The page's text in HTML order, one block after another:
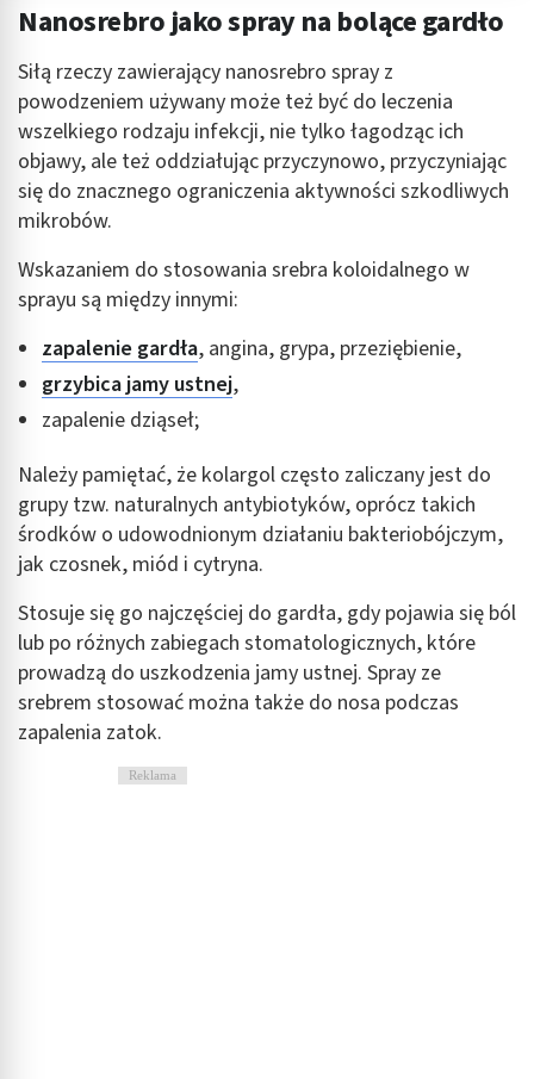
Nanosrebro jako spray na bolące gardło
Siłą rzeczy zawierający nanosrebro spray z
powodzeniem używany może też być do leczenia
wszelkiego rodzaju infekcji, nie tylko łagodząc ich
objawy, ale też oddziałując przyczynowo, przyczyniając
się do znacznego ograniczenia aktywności szkodliwych
mikrobów.
Wskazaniem do stosowania srebra koloidalnego w
sprayu są między innymi:
zapalenie gardła, angina, grypa, przeziębienie,
grzybica jamy ustnej,
zapalenie dziąseł;
Należy pamiętać, że kolargol często zaliczany jest do
grupy tzw. naturalnych antybiotyków, oprócz takich
środków o udowodnionym działaniu bakteriobójczym,
jak czosnek, miód i cytryna.
Stosuje się go najczęściej do gardła, gdy pojawia się ból
lub po różnych zabiegach stomatologicznych, które
prowadzą do uszkodzenia jamy ustnej. Spray ze
srebrem stosować można także do nosa podczas
zapalenia zatok.
Reklama
wyboru reklam
Tworzenie profili w celu spersonalizowanych
reklam
Wykorzystanie profili do wyboru
spersonalizowanych reklam
Tworzenie profili w celu personalizacji treści
Wykorzystywanie profili w celu doboru
Pomiar efektywności reklam
Pomiar efektywności treści
Rozumienie odbiorców dzięki statystyce lub
kombinacji danych z różnych źródeł
Rozwój i ulepszanie usług
wyboru treści
Funkcje specjalne IAB:
Użycie dokładnych danych geolokalizacyjnych
Identyfikowanie urządzeń na podstawie